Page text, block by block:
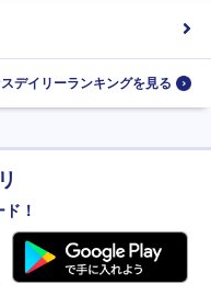
デイリーランキングを見る
！